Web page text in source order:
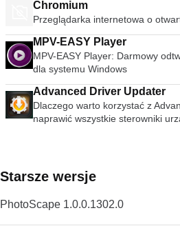
Chromium
Przeglądarka internetowa o
MPV-EASY Player
MPV-EASY Player: Darmowy
dla systemu Windows
Advanced Driver Updater
Dlaczego warto korzystać z
naprawić wszystkie sterowniki
Starsze wersje
PhotoScape 1.0.0.1302.0